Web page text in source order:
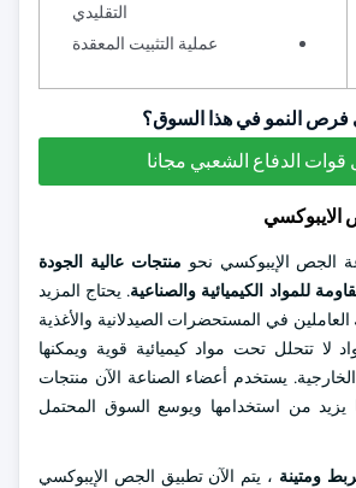
التقليدي
عملية التثبيت المعقدة
فرص النمو في هذا السوق؟
قوات الدفاع الشعبي مجانا
الجص الإيبوكسي نحو منتجات عالية الجودة
للمواد الكيميائية والصناعية. يحتاج المزيد
في المستحضرات الصيدلانية والأغذية
لا تتحلل تحت مواد كيميائية قوية ويمكنها
يستخدم أعضاء الصناعة الآن منتجات
من استخدامها ويوسع السوق المحتمل
ومتينة ، يتم الآن تطبيق الجص الإيبوكسي